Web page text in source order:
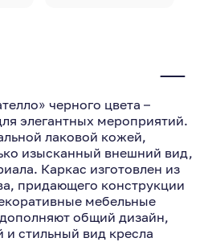
черного цвета –
элегантных мероприятий.
лаковой кожей,
изысканный внешний вид,
Каркас изготовлен из
придающего конструкции
мебельные
общий дизайн,
и стильный вид кресла